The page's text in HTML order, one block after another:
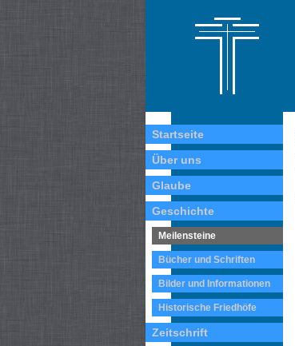
Startseite
Über uns
Glaube
Geschichte
Meilensteine
Bücher und Schriften
Bilder und Informationen
Historische Friedhöfe
Zeitschrift